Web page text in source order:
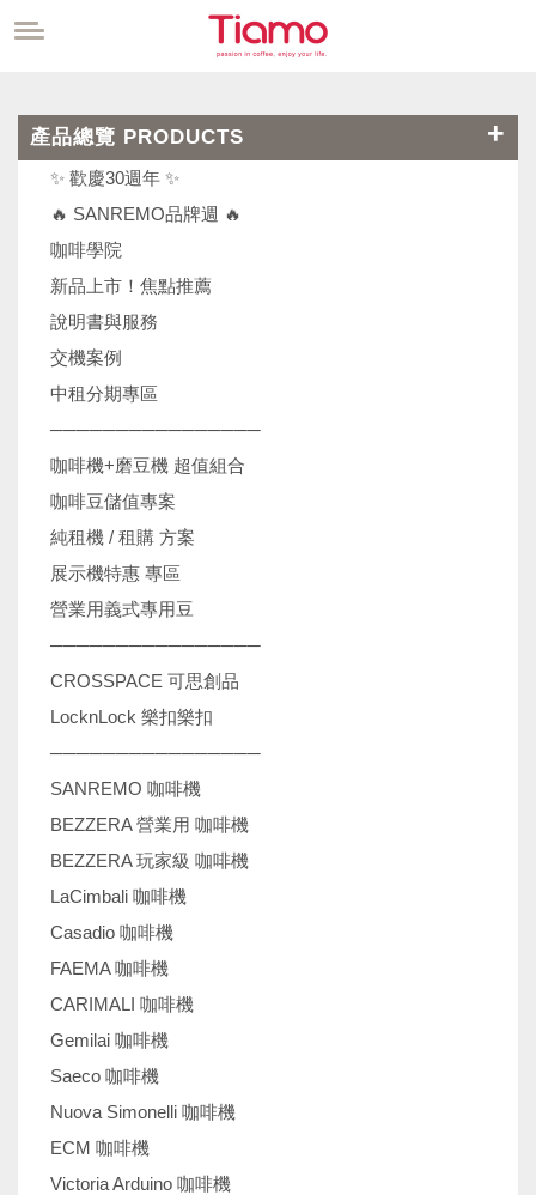
產品總覽 PRODUCTS
✨ 歡慶30週年 ✨
🔥 SANREMO品牌週 🔥
咖啡學院
新品上市！焦點推薦
說明書與服務
交機案例
中租分期專區
────────────────
咖啡機+磨豆機 超值組合
咖啡豆儲值專案
純租機 / 租購 方案
展示機特惠 專區
營業用義式專用豆
────────────────
CROSSPACE 可思創品
LocknLock 樂扣樂扣
────────────────
SANREMO 咖啡機
BEZZERA 營業用 咖啡機
BEZZERA 玩家級 咖啡機
LaCimbali 咖啡機
Casadio 咖啡機
FAEMA 咖啡機
CARIMALI 咖啡機
Gemilai 咖啡機
Saeco 咖啡機
Nuova Simonelli 咖啡機
ECM 咖啡機
Victoria Arduino 咖啡機